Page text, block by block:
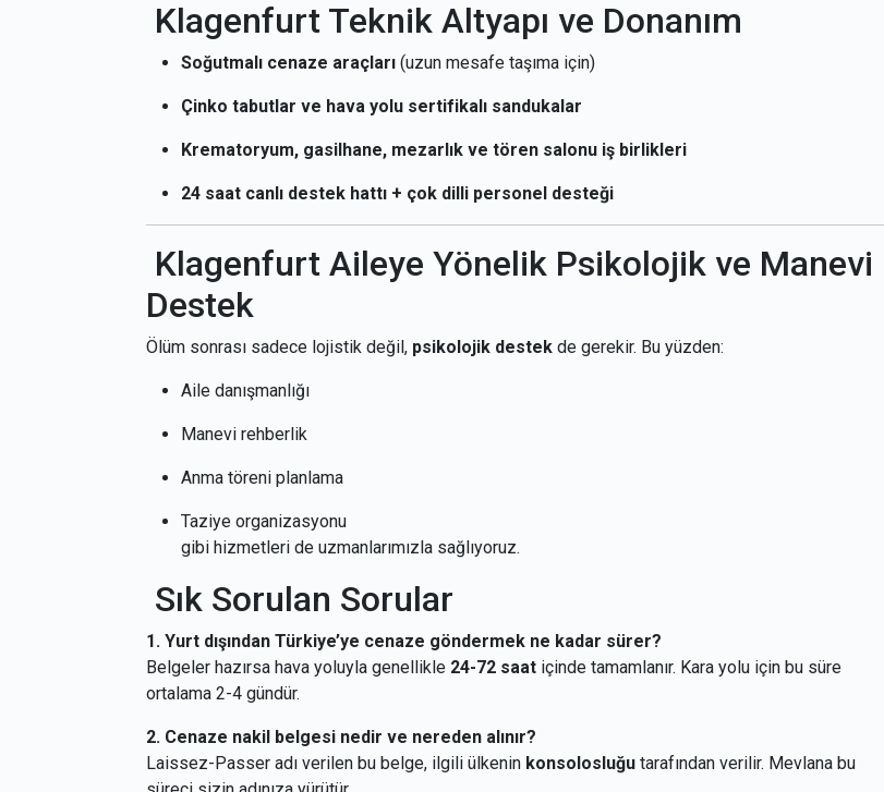
Klagenfurt Teknik Altyapı ve Donanım
Soğutmalı cenaze araçları (uzun mesafe taşıma için)
Çinko tabutlar ve hava yolu sertifikalı sandukalar
Krematoryum, gasilhane, mezarlık ve tören salonu iş birlikleri
24 saat canlı destek hattı + çok dilli personel desteği
Klagenfurt Aileye Yönelik Psikolojik ve Manevi
Destek
Ölüm sonrası sadece lojistik değil, psikolojik destek de gerekir. Bu yüzden:
Aile danışmanlığı
Manevi rehberlik
Anma töreni planlama
Taziye organizasyonu
gibi hizmetleri de uzmanlarımızla sağlıyoruz.
Sık Sorulan Sorular
1. Yurt dışından Türkiye’ye cenaze göndermek ne kadar sürer?
Belgeler hazırsa hava yoluyla genellikle 24-72 saat içinde tamamlanır. Kara yolu için bu süre
ortalama 2-4 gündür.
2. Cenaze nakil belgesi nedir ve nereden alınır?
Laissez-Passer adı verilen bu belge, ilgili ülkenin konsolosluğu tarafından verilir. Mevlana bu